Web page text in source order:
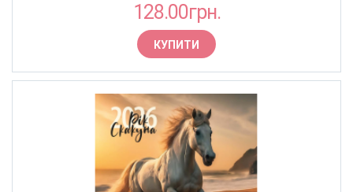
128.00грн.
КУПИТИ